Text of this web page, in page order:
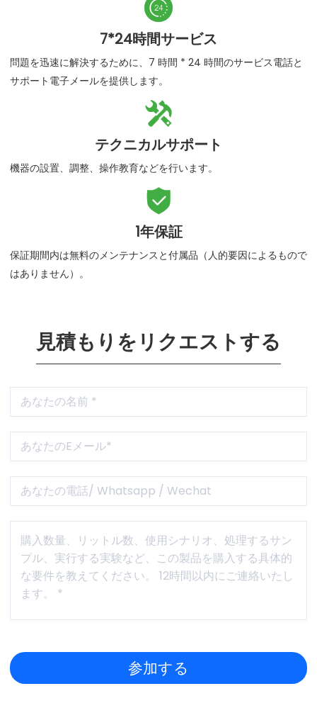

7*24時間サービス
問題を迅速に解決するために、7 時間 * 24 時間のサービス電話と
サポート電子メールを提供します。

テクニカルサポート
機器の設置、調整、操作教育などを行います。

1年保証
保証期間内は無料のメンテナンスと付属品（人的要因によるもので
はありません）。
見積もりをリクエストする